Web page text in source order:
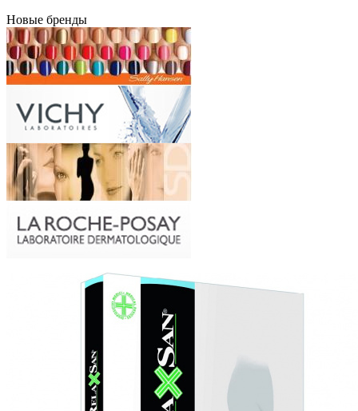
Новые бренды